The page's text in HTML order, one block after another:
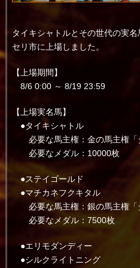
タイキシャトルとその世代の実名
セリ市に上場しました。
【上場期間】
8/6 0:00 ～ 8/19 23:59
【上場実名馬】
●タイキシャトル
必要な馬主権：金の馬主権「
必要なメダル：10000枚
●ステイゴールド
●マチカネフクキタル
必要な馬主権：銀の馬主権「
必要なメダル：7500枚
●エリモダンディー
●シルクライトニング